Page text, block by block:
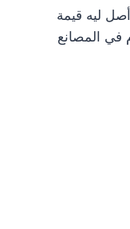
ليه قيمة
في المصانع